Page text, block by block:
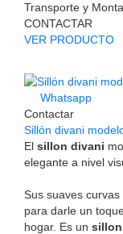
Transporte y
CONTACTAR
VER PRODUCTO
Whatsapp
Contactar
Sillón divani
El sillon divani
elegante a nivel
Sus suaves
para darle un
hogar. Es un